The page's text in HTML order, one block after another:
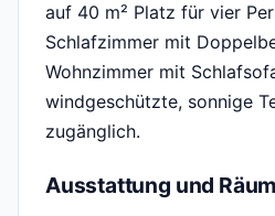
auf 40 m² Platz für vier
Schlafzimmer mit
Wohnzimmer mit
windgeschützte, sonnige
zugänglich.
Ausstattung und